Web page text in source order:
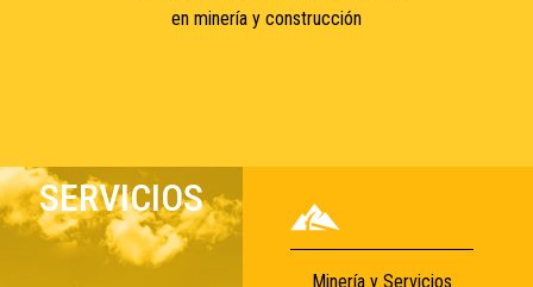
en minería y construcción
SERVICIOS
Minería y Servicios